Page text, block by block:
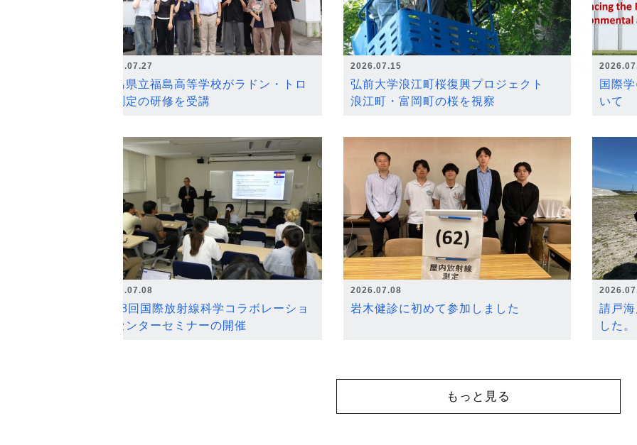
2026.07.27
福島県立福島高等学校がラドン・トロ
ン測定の研修を受講
2026.07.15
弘前大学浪江町桜復興プロジェクト
浪江町・富岡町の桜を視察
国際
いて
2026.07.08
第18回国際放射線科学コラボレーショ
ンセンターセミナーの開催
2026.07.08
岩木健診に初めて参加しました
請戸
した。
もっと見る